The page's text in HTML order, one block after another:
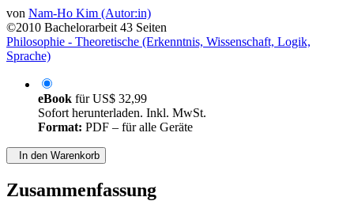
von Nam-Ho Kim (Autor:in)
©2010 Bachelorarbeit 43 Seiten
Philosophie - Theoretische (Erkenntnis, Wissenschaft, Logik,
Sprache)
eBook fürUS$ 32,99
Sofort herunterladen. Inkl. MwSt.
Format: PDF – für alle Geräte
In den Warenkorb
Zusammenfassung